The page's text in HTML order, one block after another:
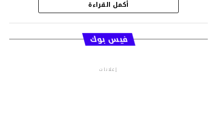
قسم الاخبار
أكمل القراءة
فيس بوك
إعلانات